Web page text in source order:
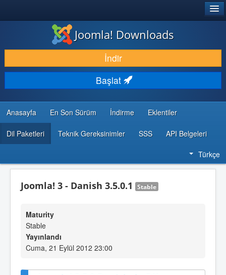
İNDIR & GENIŞLET
KEŞFET & ÖĞREN
TOPLULUK & DESTEK
GELIŞTIRICI KAYNAKLARI
Joomla! Downloads
İndir
Başlat
Anasayfa En Son Sürüm İndirme Eklentiler
Dil Paketleri Teknik Gereksinimler SSS API Belgeleri
Türkçe
Joomla! 3 - Danish 3.5.0.1 Stable
Maturity
Stable
Yayınlandı
Cuma, 21 Eylül 2012 23:00